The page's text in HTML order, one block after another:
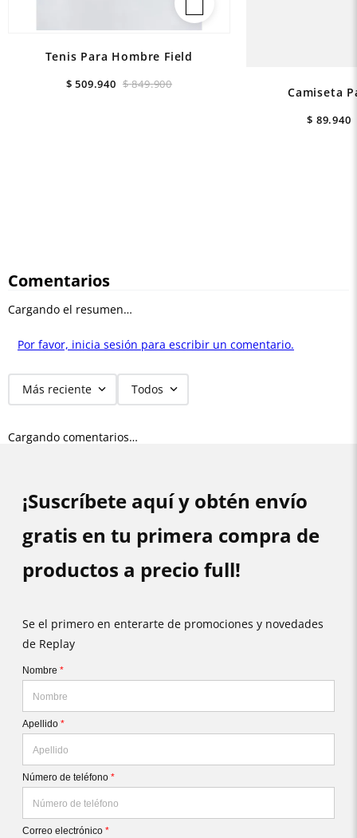
Tenis Para Hombre Field
$ 849.900
$ 509.940
Camiseta
$ 89.940
Comentarios
Cargando el resumen…
Por favor, inicia sesión para escribir un comentario.
Más reciente Todos
Cargando comentarios…
¡Suscríbete aquí y obtén envío
gratis en tu primera compra de
productos a precio full!
Se el primero en enterarte de promociones y novedades
de Replay
Nombre *
Apellido *
Número de teléfono *
Correo electrónico *